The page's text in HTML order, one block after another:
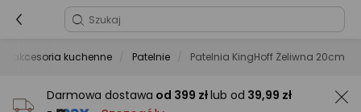
i akcesoria kuchenne Patelnie Patelnia KingHoff Żeliwna 20cm
Darmowa dostawa od 399 złlub od 39,99 zł